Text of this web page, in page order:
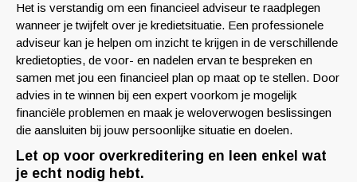
Het is verstandig om een financieel adviseur te raadplegen
wanneer je twijfelt over je kredietsituatie. Een professionele
adviseur kan je helpen om inzicht te krijgen in de verschillende
kredietopties, de voor- en nadelen ervan te bespreken en
samen met jou een financieel plan op maat op te stellen. Door
advies in te winnen bij een expert voorkom je mogelijk
financiële problemen en maak je weloverwogen beslissingen
die aansluiten bij jouw persoonlijke situatie en doelen.
Let op voor overkreditering en leen enkel wat
je echt nodig hebt.